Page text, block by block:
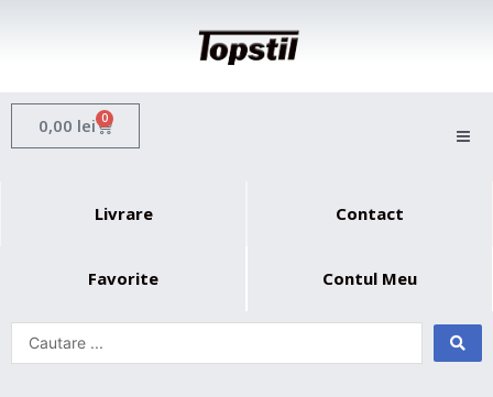
0,00 lei 0 Cart
Livrare Contact
Favorite Contul Meu